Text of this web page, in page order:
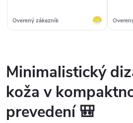
Overený zákazník
Minimalistický
koža v
prevedení 🎒